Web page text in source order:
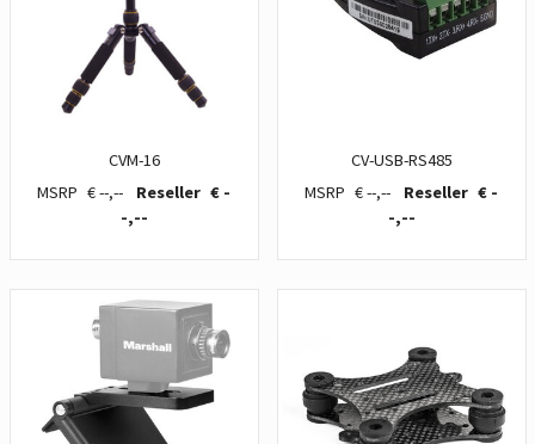
CVM-16
€ --,--
€ -
-,--
CV-USB-RS485
€ --,--
€ -
-,--